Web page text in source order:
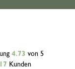
4.73 von 5
Kunden